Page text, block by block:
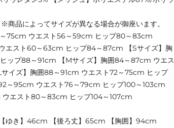
商品によってサイズが異なる場合が御座います。
～75cm ウエスト56～59cm ヒップ80～83cm
エスト60～63cm ヒップ84～87cm 【Sサイズ】胸
ップ88～91cm 【Mサイズ】胸囲84～87cm ウエス
イズ】胸囲88～91cm ウエスト72～75cm ヒップ
～95cm ウエスト76～79cm ヒップ100～103cm
ウエスト80～83cm ヒップ104～107cm
ゆき】46cm 【後ろ丈】65cm 【胸囲】94cm